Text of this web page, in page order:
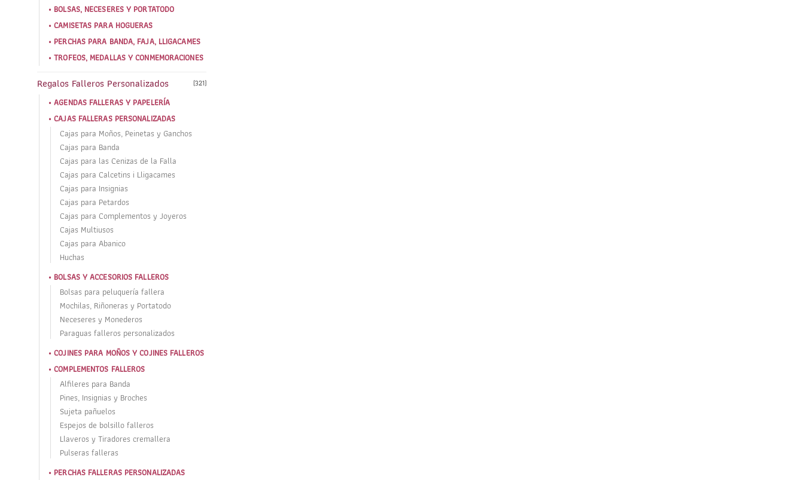
BOLSAS, NECESERES Y PORTATODO
CAMISETAS PARA HOGUERAS
PERCHAS PARA BANDA, FAJA, LLIGACAMES
TROFEOS, MEDALLAS Y CONMEMORACIONES
Regalos Falleros Personalizados (321)
AGENDAS FALLERAS Y PAPELERÍA
CAJAS FALLERAS PERSONALIZADAS
Cajas para Moños, Peinetas y Ganchos
Cajas para Banda
Cajas para las Cenizas de la Falla
Cajas para Calcetins i Lligacames
Cajas para Insignias
Cajas para Petardos
Cajas para Complementos y Joyeros
Cajas Multiusos
Cajas para Abanico
Huchas
BOLSAS Y ACCESORIOS FALLEROS
Bolsas para peluquería fallera
Mochilas, Riñoneras y Portatodo
Neceseres y Monederos
Paraguas falleros personalizados
COJINES PARA MOÑOS Y COJINES FALLEROS
COMPLEMENTOS FALLEROS
Alfileres para Banda
Pines, Insignias y Broches
Sujeta pañuelos
Espejos de bolsillo falleros
Llaveros y Tiradores cremallera
Pulseras falleras
PERCHAS FALLERAS PERSONALIZADAS